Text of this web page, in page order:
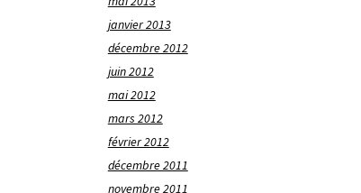
janvier 2013
décembre 2012
juin 2012
mai 2012
mars 2012
février 2012
décembre 2011
novembre 2011